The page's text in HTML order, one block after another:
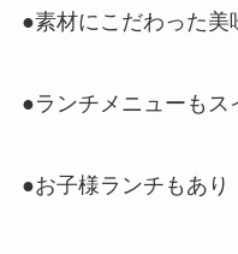
●素材にこだわった美
●ランチメニューもス
●お子様ランチもあり